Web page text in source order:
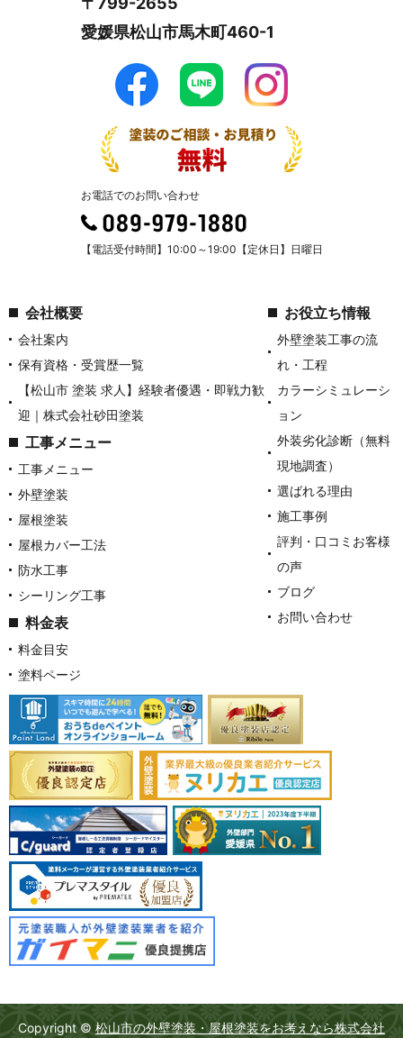
愛媛県松山市馬木町460-1
お電話でのお問い合わせ
【電話受付時間】10:00～19:00【定休日】日曜日
会社概要
会社案内
保有資格・受賞歴一覧
【松山市 塗装 求人】経験者優遇・即戦力歓
迎｜株式会社砂田塗装
工事メニュー
工事メニュー
外壁塗装
屋根塗装
屋根カバー工法
防水工事
シーリング工事
料金表
料金目安
塗料ページ
お役立ち情報
外壁塗装工事の流
れ・工程
カラーシミュレーシ
ョン
外装劣化診断（無料
現地調査）
選ばれる理由
施工事例
評判・口コミお客様
の声
ブログ
お問い合わせ
Copyright © 松山市の外壁塗装・屋根塗装をお考えなら株式会社